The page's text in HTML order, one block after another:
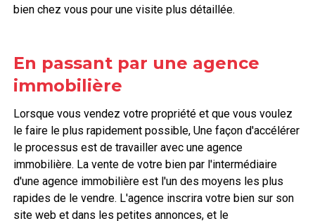
bien chez vous pour une visite plus détaillée.
En passant par une agence
immobilière
Lorsque vous vendez votre propriété et que vous voulez
le faire le plus rapidement possible, Une façon d'accélérer
le processus est de travailler avec une agence
immobilière. La vente de votre bien par l'intermédiaire
d'une agence immobilière est l'un des moyens les plus
rapides de le vendre. L'agence inscrira votre bien sur son
site web et dans les petites annonces, et le